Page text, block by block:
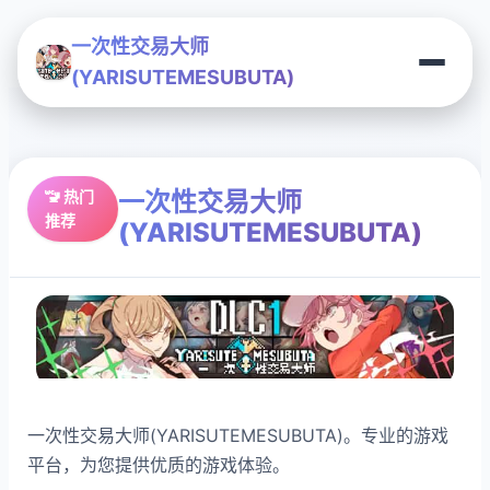
一次性交易大师
(YARISUTEMESUBUTA)
🚾 热门
推荐
一次性交易大师
(YARISUTEMESUBUTA)
一次性交易大师(YARISUTEMESUBUTA)。专业的游戏
平台，为您提供优质的游戏体验。